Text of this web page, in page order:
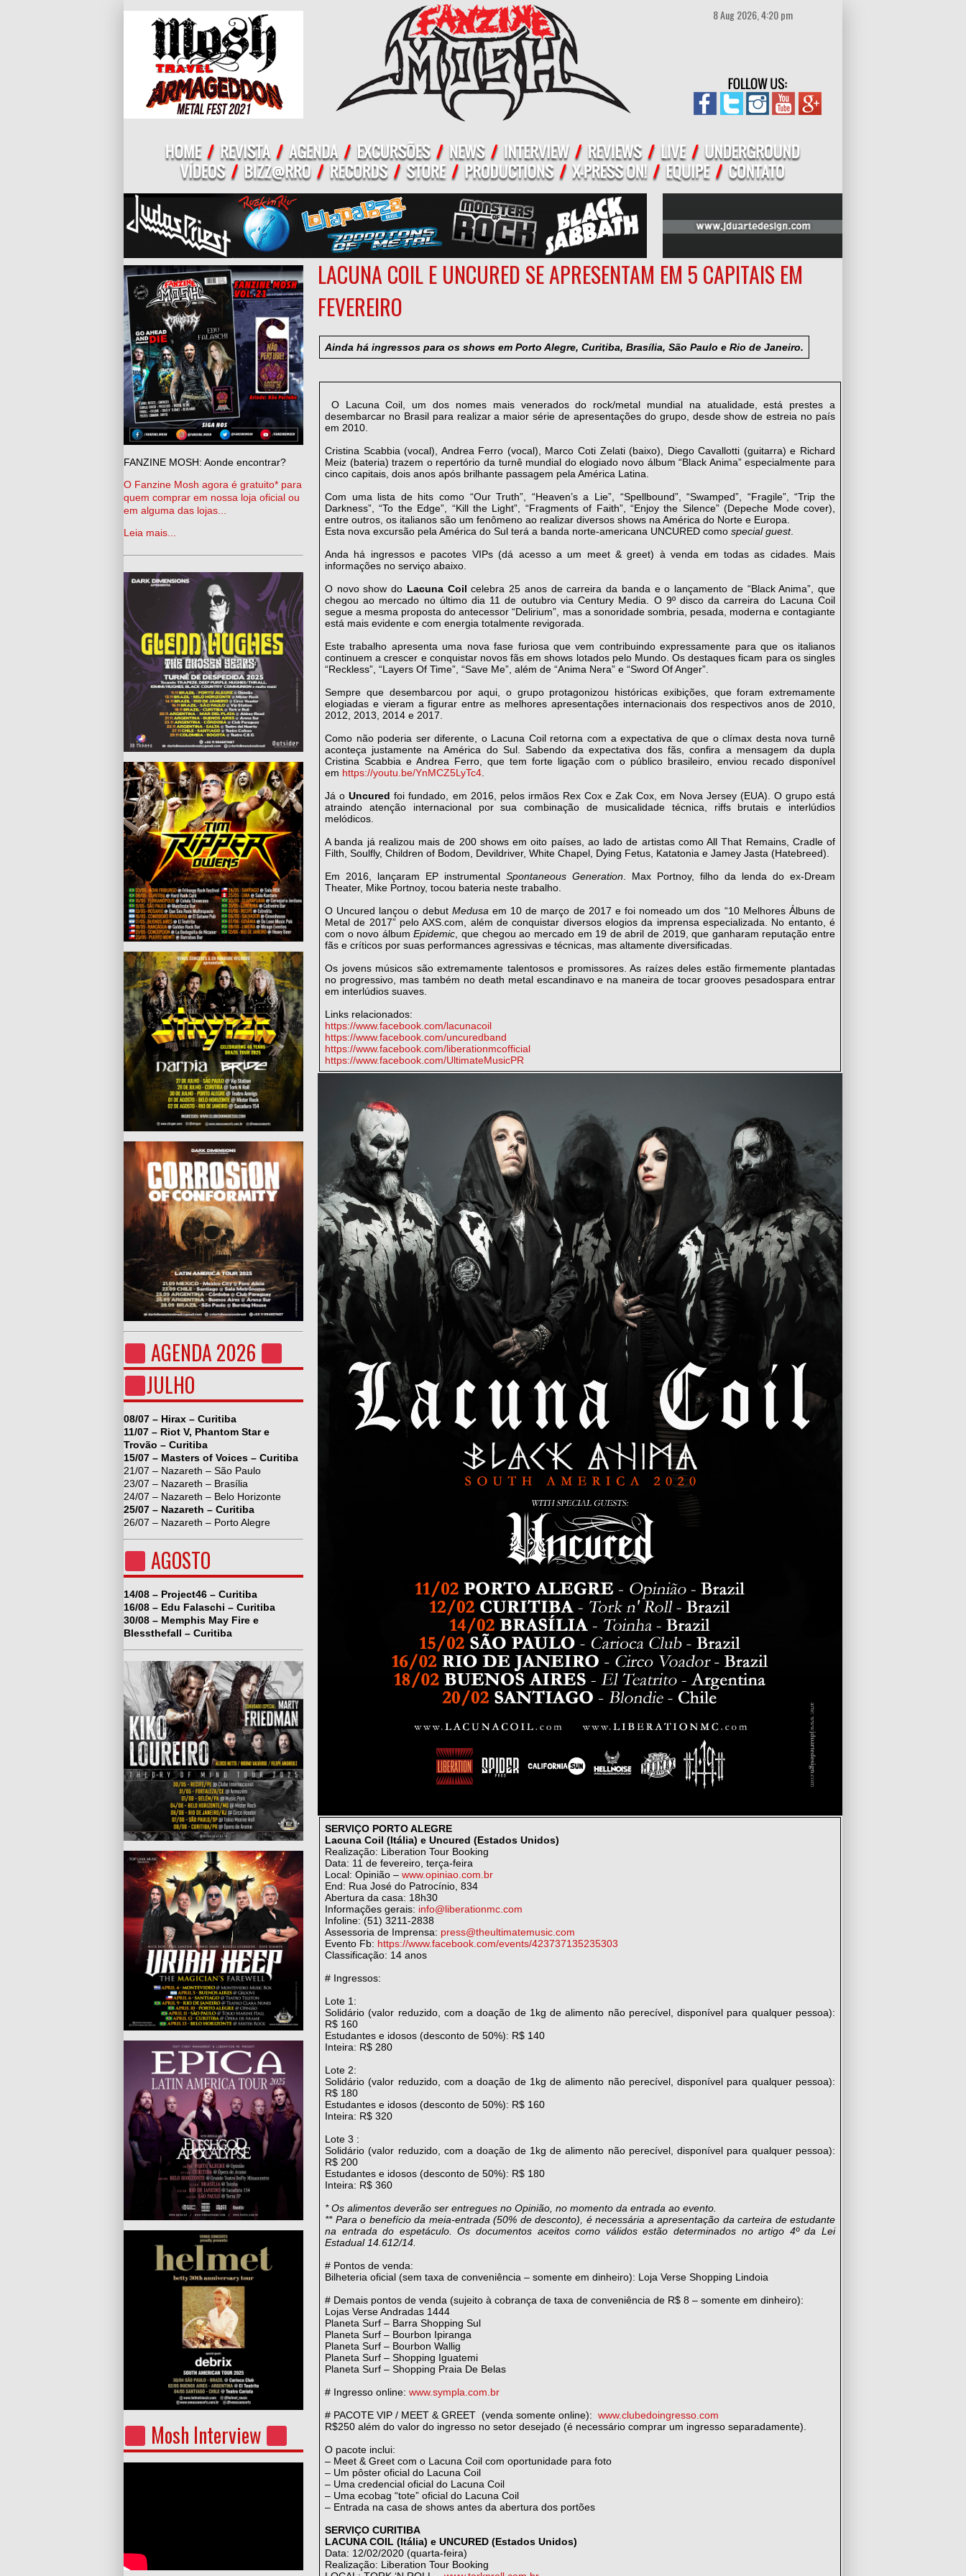
8 Aug 2026, 4:20 pm
FANZINE MOSH: Aonde encontrar?
O Fanzine Mosh agora é gratuito* para
quem comprar em nossa loja oficial ou
em alguma das lojas...
Leia mais...
AGENDA 2026
JULHO
08/07 – Hirax – Curitiba
11/07 – Riot V, Phantom Star e
Trovão – Curitiba
15/07 – Masters of Voices – Curitiba
21/07 – Nazareth – São Paulo
23/07 – Nazareth – Brasília
24/07 – Nazareth – Belo Horizonte
25/07 – Nazareth – Curitiba
26/07 – Nazareth – Porto Alegre
AGOSTO
14/08 – Project46 – Curitiba
16/08 – Edu Falaschi – Curitiba
30/08 – Memphis May Fire e
Blessthefall – Curitiba
Mosh Interview
LACUNA COIL E UNCURED SE APRESENTAM EM 5 CAPITAIS EM
FEVEREIRO
Ainda há ingressos para os shows em Porto Alegre, Curitiba, Brasília, São Paulo e Rio de Janeiro.
O Lacuna Coil, um dos nomes mais venerados do rock/metal mundial na atualidade, está prestes a
desembarcar no Brasil para realizar a maior série de apresentações do grupo, desde show de estreia no país
em 2010.
Cristina Scabbia (vocal), Andrea Ferro (vocal), Marco Coti Zelati (baixo), Diego Cavallotti (guitarra) e Richard
Meiz (bateria) trazem o repertório da turnê mundial do elogiado novo álbum “Black Anima” especialmente para
cinco capitais, dois anos após brilhante passagem pela América Latina.
Com uma lista de hits como “Our Truth”, “Heaven’s a Lie”, “Spellbound”, “Swamped”, “Fragile”, “Trip the
Darkness”, “To the Edge”, “Kill the Light”, “Fragments of Faith”, “Enjoy the Silence” (Depeche Mode cover),
entre outros, os italianos são um fenômeno ao realizar diversos shows na América do Norte e Europa.
Esta nova excursão pela América do Sul terá a banda norte-americana UNCURED como special guest.
Anda há ingressos e pacotes VIPs (dá acesso a um meet & greet) à venda em todas as cidades. Mais
informações no serviço abaixo.
O novo show do Lacuna Coil celebra 25 anos de carreira da banda e o lançamento de “Black Anima”, que
chegou ao mercado no último dia 11 de outubro via Century Media. O 9º disco da carreira do Lacuna Coil
segue a mesma proposta do antecessor “Delirium”, mas a sonoridade sombria, pesada, moderna e contagiante
está mais evidente e com energia totalmente revigorada.
Este trabalho apresenta uma nova fase furiosa que vem contribuindo expressamente para que os italianos
continuem a crescer e conquistar novos fãs em shows lotados pelo Mundo. Os destaques ficam para os singles
“Reckless”, “Layers Of Time”, “Save Me”, além de “Anima Nera” e “Sword Of Anger”.
Sempre que desembarcou por aqui, o grupo protagonizou históricas exibições, que foram extremamente
elogiadas e vieram a figurar entre as melhores apresentações internacionais dos respectivos anos de 2010,
2012, 2013, 2014 e 2017.
Como não poderia ser diferente, o Lacuna Coil retorna com a expectativa de que o clímax desta nova turnê
aconteça justamente na América do Sul. Sabendo da expectativa dos fãs, confira a mensagem da dupla
Cristina Scabbia e Andrea Ferro, que tem forte ligação com o público brasileiro, enviou recado disponível
em https://youtu.be/YnMCZ5LyTc4
Já oUncured foi fundado, em 2016, pelos irmãos Rex Cox e Zak Cox, em Nova Jersey (EUA). O grupo está
atraindo atenção internacional por sua combinação de musicalidade técnica, riffs brutais e interlúdios
melódicos.
A banda já realizou mais de 200 shows em oito países, ao lado de artistas como All That Remains, Cradle of
Filth, Soulfly, Children of Bodom, Devildriver, White Chapel, Dying Fetus, Katatonia e Jamey Jasta (Hatebreed).
Em 2016, lançaram EP instrumental Spontaneous Generation . Max Portnoy, filho da lenda do ex-Dream
Theater, Mike Portnoy, tocou bateria neste trabalho.
O Uncured lançou o debut Medusa em 10 de março de 2017 e foi nomeado um dos “10 Melhores Álbuns de
Metal de 2017” pelo AXS.com, além de conquistar diversos elogios da imprensa especializada. No entanto, é
com o novo álbumEpidemic , que chegou ao mercado em 19 de abril de 2019, que ganharam reputação entre
fãs e críticos por suas performances agressivas e técnicas, mas altamente diversificadas.
Os jovens músicos são extremamente talentosos e promissores. As raízes deles estão firmemente plantadas
no progressivo, mas também no death metal escandinavo e na maneira de tocar grooves pesados​​para entrar
em interlúdios suaves.
Links relacionados:
https://www.facebook.com/lacunacoil
https://www.facebook.com/uncuredband
https://www.facebook.com/liberationmcofficial
https://www.facebook.com/UltimateMusicPR
SERVIÇO PORTO ALEGRE
Lacuna Coil (Itália) e Uncured (Estados Unidos)
Realização: Liberation Tour Booking
Data: 11 de fevereiro, terça-feira
Local: Opinião – www.opiniao.com.br
End: Rua José do Patrocínio, 834
Abertura da casa: 18h30
Informações gerais: info@liberationmc.com
Infoline: (51) 3211-2838
Assessoria de Imprensa: press@theultimatemusic.com
Evento Fb: https://www.facebook.com/events/423737135235303
Classificação: 14 anos
# Ingressos:
Lote 1:
Solidário (valor reduzido, com a doação de 1kg de alimento não perecível, disponível para qualquer pessoa):
R$ 160
Estudantes e idosos (desconto de 50%): R$ 140
Inteira: R$ 280
Lote 2:
Solidário (valor reduzido, com a doação de 1kg de alimento não perecível, disponível para qualquer pessoa):
R$ 180
Estudantes e idosos (desconto de 50%): R$ 160
Inteira: R$ 320
Lote 3 :
Solidário (valor reduzido, com a doação de 1kg de alimento não perecível, disponível para qualquer pessoa):
R$ 200
Estudantes e idosos (desconto de 50%): R$ 180
Inteira: R$ 360
* Os alimentos deverão ser entregues no Opinião, no momento da entrada ao evento.
** Para o benefício da meia-entrada (50% de desconto), é necessária a apresentação da carteira de estudante
na entrada do espetáculo. Os documentos aceitos como válidos estão determinados no artigo 4º da Lei
Estadual 14.612/14.
# Pontos de venda:
Bilheteria oficial (sem taxa de conveniência – somente em dinheiro): Loja Verse Shopping Lindoia
# Demais pontos de venda (sujeito à cobrança de taxa de conveniência de R$ 8 – somente em dinheiro):
Lojas Verse Andradas 1444
Planeta Surf – Barra Shopping Sul
Planeta Surf – Bourbon Ipiranga
Planeta Surf – Bourbon Wallig
Planeta Surf – Shopping Iguatemi
Planeta Surf – Shopping Praia De Belas
# Ingresso online: www.sympla.com.br
# PACOTE VIP / MEET & GREET (venda somente online): www.clubedoingresso.com
R$250 além do valor do ingresso no setor desejado (é necessário comprar um ingresso separadamente).
O pacote inclui:
– Meet & Greet com o Lacuna Coil com oportunidade para foto
– Um pôster oficial do Lacuna Coil
– Uma credencial oficial do Lacuna Coil
– Uma ecobag “tote” oficial do Lacuna Coil
– Entrada na casa de shows antes da abertura dos portões
SERVIÇO CURITIBA
LACUNA COIL (Itália) e UNCURED (Estados Unidos)
Data: 12/02/2020 (quarta-feira)
Realização: Liberation Tour Booking